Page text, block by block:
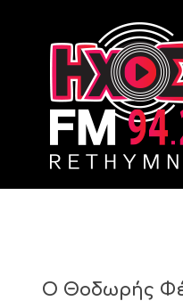
Ο Θοδωρής